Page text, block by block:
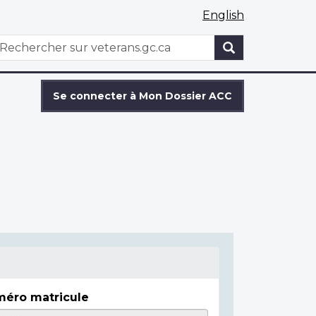
English
WxT
Se connecter à Mon Dossier ACC
matricule